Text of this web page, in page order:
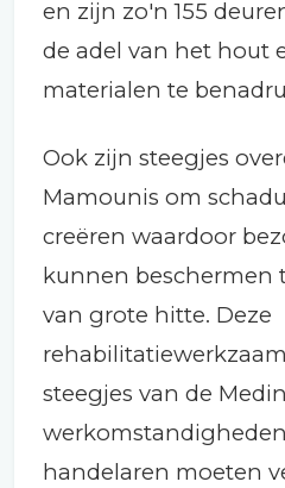
en zijn zo'n 155
de adel van het hout
materialen te
Ook zijn steegjes
Mamounis om
creëren waardoor
kunnen beschermen
van grote hitte. Deze
steegjes van de
handelaren moeten